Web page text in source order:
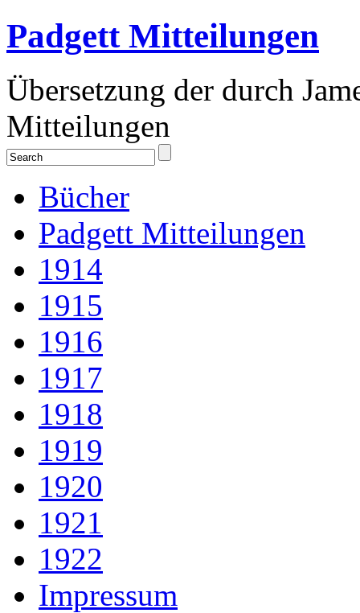
Padgett Mitteilungen
Übersetzung der durch
Mitteilungen
Bücher
Padgett Mitteilungen
1914
1915
1916
1917
1918
1919
1920
1921
1922
Impressum